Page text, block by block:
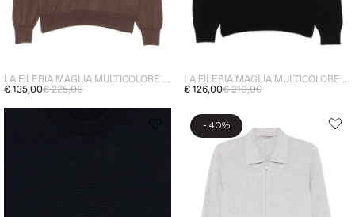
LA FILERIA MAGLIA MULTICOLORE UOMO
€ 135,00€ 225,00
LA FILERIA MAGLIA MULTICOLORE UOMO
€ 126,00€ 210,00
- 40%